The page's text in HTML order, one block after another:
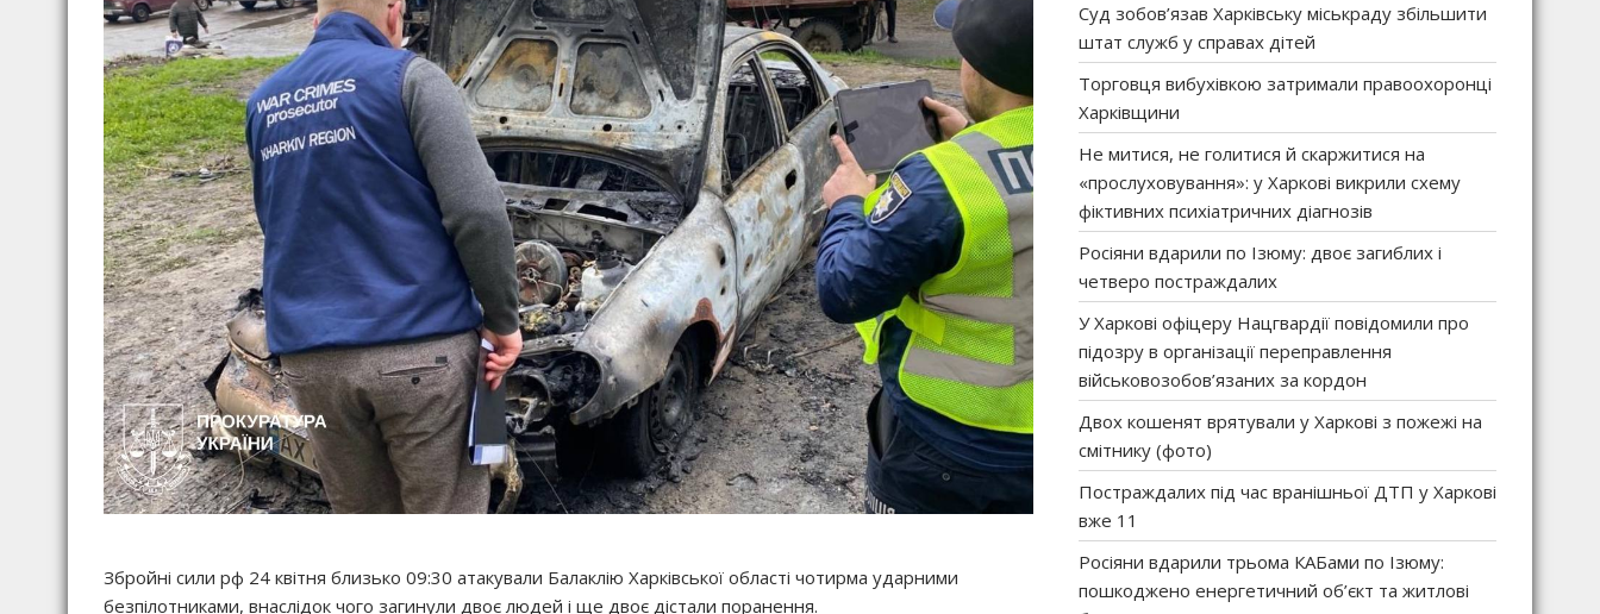
Збройні сили рф 24 квітня близько 09:30 атакували Балаклію Харківської області чотирма ударними
безпілотниками, внаслідок чого загинули двоє людей і ще двоє дістали поранення.
Суд зобов’язав Харківську міськраду збільшити
штат служб у справах дітей
Торговця вибухівкою затримали правоохоронці
Харківщини
Не митися, не голитися й скаржитися на
«прослуховування»: у Харкові викрили схему
фіктивних психіатричних діагнозів
Росіяни вдарили по Ізюму: двоє загиблих і
четверо постраждалих
У Харкові офіцеру Нацгвардії повідомили про
підозру в організації переправлення
військовозобов’язаних за кордон
Двох кошенят врятували у Харкові з пожежі на
смітнику (фото)
Постраждалих під час вранішньої ДТП у Харкові
вже 11
Росіяни вдарили трьома КАБами по Ізюму:
пошкоджено енергетичний об’єкт та житлові